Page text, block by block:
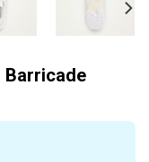
Barricade